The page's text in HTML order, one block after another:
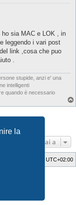
la
sia MAC e LOK , in
leggendo i vari post
link ,cosa che puo
.
stupide, anzi e' una
intelligenti
quando è necessario
Vai a
UTC+02:00
Limited